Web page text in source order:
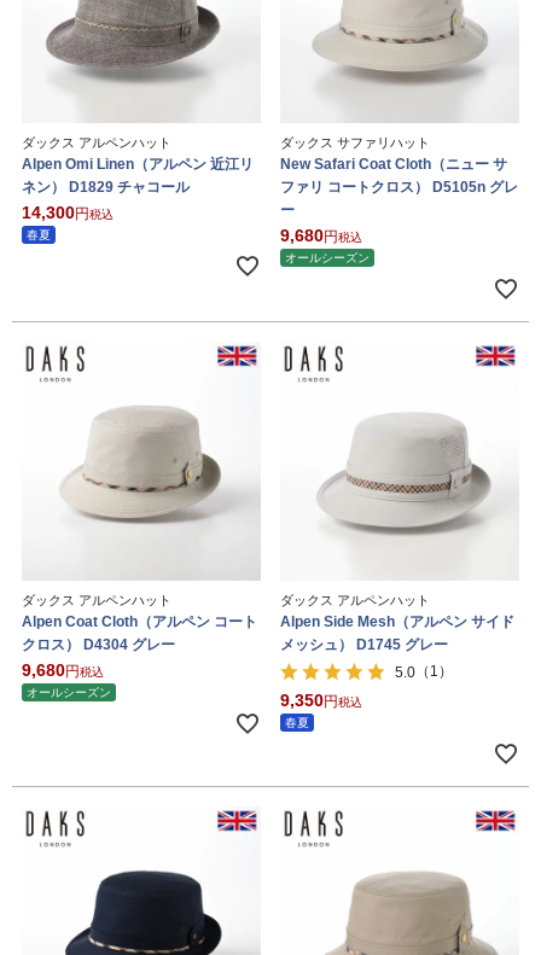
ダックス アルペンハット
Alpen Omi Linen（アルペン 近江リ
ネン） D1829 チャコール
14,300
税込
春夏
ダックス サファリハット
New Safari Coat Cloth（ニュー サ
ファリ コートクロス） D5105n グレ
ー
9,680
税込
オールシーズン
ダックス アルペンハット
Alpen Coat Cloth（アルペン コート
クロス） D4304 グレー
9,680
税込
オールシーズン
ダックス アルペンハット
Alpen Side Mesh（アルペン サイド
メッシュ） D1745 グレー
5.0 （1）
9,350
税込
春夏